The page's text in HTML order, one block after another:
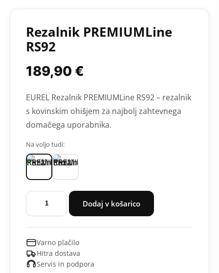
Rezalnik PREMIUMLine
RS92
189,90 €
EUREL Rezalnik PREMIUMLine RS92 – rezalnik
s kovinskim ohišjem za najbolj zahtevnega
domačega uporabnika.
Na voljo tudi:
Rezalnik
PREMIUMLine
Dodaj v košarico
Varno plačilo
Hitra dostava
Servis in podpora